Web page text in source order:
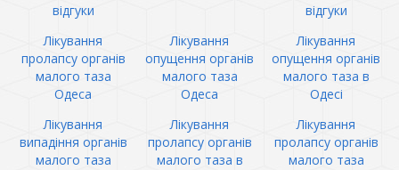
відгуки
відгуки
Лікування
пролапсу органів
малого таза
Одеса
Лікування
опущення органів
малого таза
Одеса
Лікування
опущення органів
малого таза в
Одесі
Лікування
випадіння органів
малого таза
Лікування
пролапсу органів
малого таза в
Лікування
пролапсу органів
малого таза